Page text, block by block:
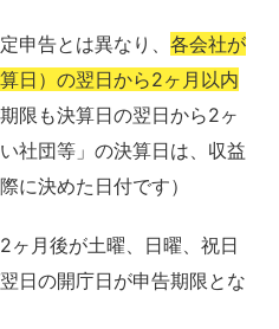
申告とは異なり、 各会社が
日）の翌日から2ヶ月以内
限も決算日の翌日から2ヶ
社団等」の決算日は、収益
に決めた日付です）
ヶ月後が土曜、日曜、祝日
日の開庁日が申告期限とな